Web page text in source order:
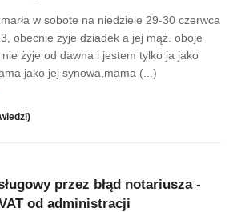
w sobote na niedziele 29-30 czerwca
obecnie zyje dziadek a jej mąż. oboje
żyje od dawna i jestem tylko ja jako
jako jej synowa,mama (...)
przez błąd notariusza -
od administracji